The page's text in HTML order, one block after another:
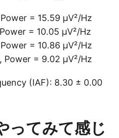
= 15.59 μV²/Hz
= 10.05 μV²/Hz
= 10.86 μV²/Hz
Power = 9.02 μV²/Hz
(IAF): 8.30 ± 0.00
ってみて感じ